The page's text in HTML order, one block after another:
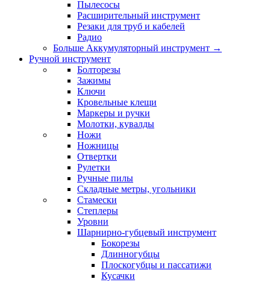
Пылесосы
Расширительный инструмент
Резаки для труб и кабелей
Радио
Больше Аккумуляторный инструмент →
Ручной инструмент
Болторезы
Зажимы
Ключи
Кровельные клещи
Маркеры и ручки
Молотки, кувалды
Ножи
Ножницы
Отвертки
Рулетки
Ручные пилы
Складные метры, угольники
Стамески
Степлеры
Уровни
Шарнирно-губцевый инструмент
Бокорезы
Длинногубцы
Плоскогубцы и пассатижи
Кусачки